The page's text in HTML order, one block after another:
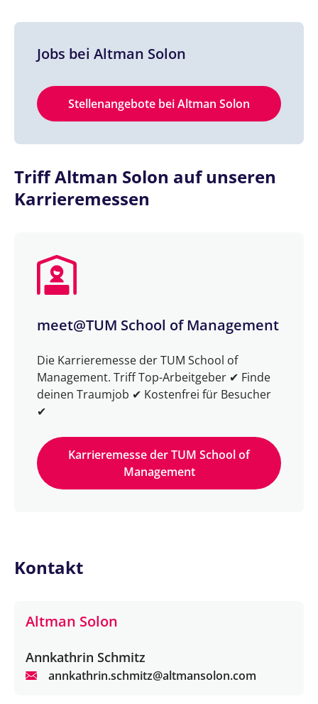
Jobs bei Altman Solon
Stellenangebote bei Altman Solon
Triff Altman Solon auf unseren
Karrieremessen
meet@TUM School of Management
Die Karrieremesse der TUM School of
Management. Triff Top-Arbeitgeber ✔ Finde
deinen Traumjob ✔ Kostenfrei für Besucher
✔
Karrieremesse der TUM School of
Management
Kontakt
Altman Solon
Annkathrin Schmitz
annkathrin.schmitz@altmansolon.com